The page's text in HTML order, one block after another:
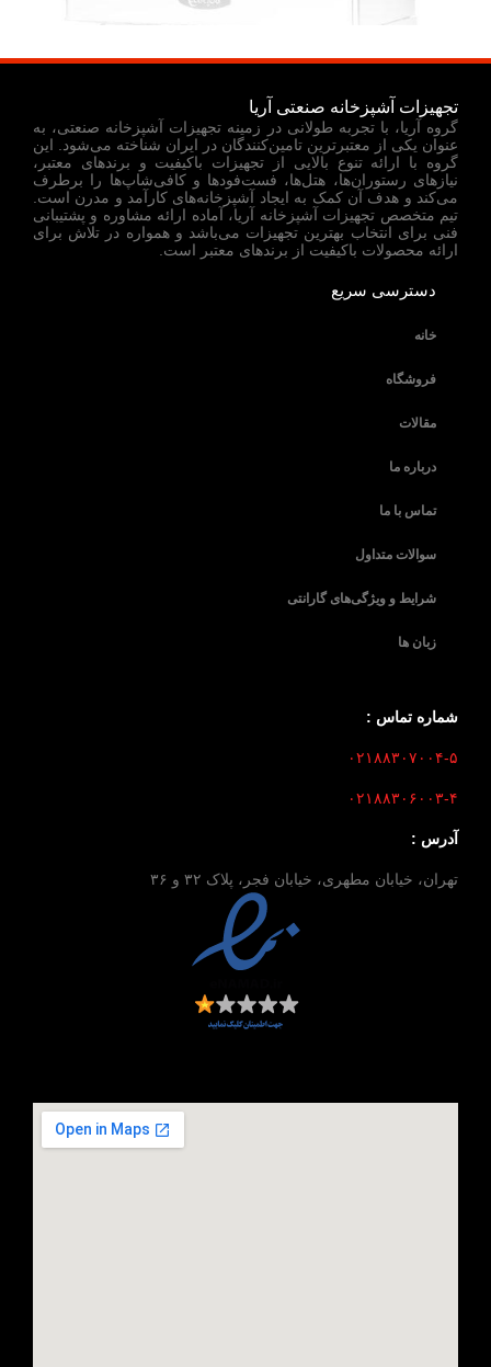
تجهیزات آشپزخانه صنعتی آریا
گروه آریا، با تجربه طولانی در زمینه تجهیزات آشپزخانه صنعتی، به
عنوان یکی از معتبرترین تامین‌کنندگان در ایران شناخته می‌شود. این
گروه با ارائه تنوع بالایی از تجهیزات باکیفیت و برندهای معتبر،
نیازهای رستوران‌ها، هتل‌ها، فست‌فودها و کافی‌شاپ‌ها را برطرف
می‌کند و هدف آن کمک به ایجاد آشپزخانه‌های کارآمد و مدرن است.
تیم متخصص تجهیزات آشپزخانه آریا، آماده ارائه مشاوره و پشتیبانی
فنی برای انتخاب بهترین تجهیزات می‌باشد و همواره در تلاش برای
ارائه محصولات باکیفیت از برندهای معتبر است.
دسترسی سریع
خانه
فروشگاه
مقالات
درباره ما
تماس با ما
سوالات متداول
شرایط و ویژگی‌های گارانتی
زبان ها
شماره تماس :
۰۲۱۸۸۳۰۷۰۰۴-۵
۰۲۱۸۸۳۰۶۰۰۳-۴
آدرس :
تهران، خیابان مطهری، خیابان فجر، پلاک ۳۲ و ۳۶